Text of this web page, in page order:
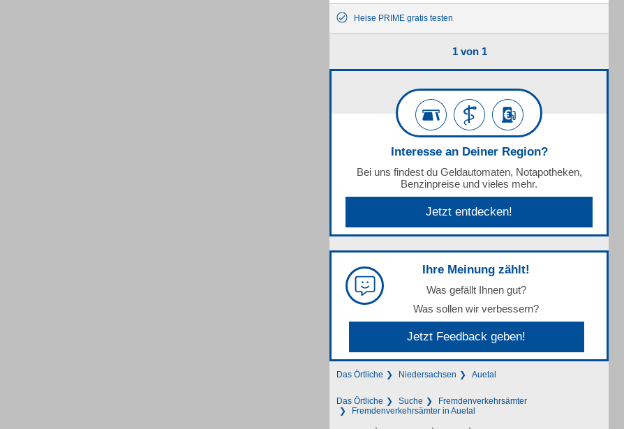
Heise PRIME gratis testen
1 von 1
Interesse an Deiner Region?
Bei uns findest du Geldautomaten, Notapotheken,
Benzinpreise und vieles mehr.
Jetzt entdecken!
Ihre Meinung zählt!
Was gefällt Ihnen gut?
Was sollen wir verbessern?
Jetzt Feedback geben!
Das Örtliche Niedersachsen Auetal
Das Örtliche Suche
Fremdenverkehrsämter
Fremdenverkehrsämter in Auetal